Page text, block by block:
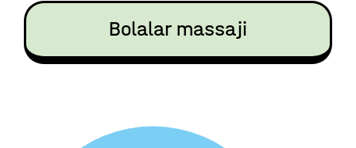
Bolalar massaji